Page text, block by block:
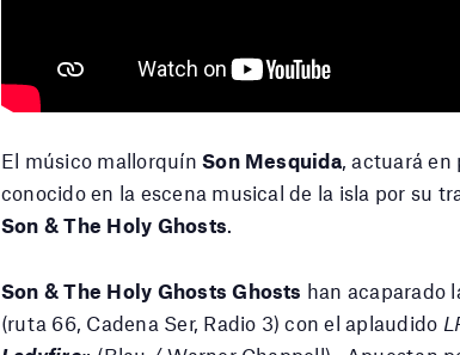
El músico mallorquínSon Mesquida, actuará en
conocido en la escena musical de la isla por su
Son & The Holy Ghosts.
Son & The Holy Ghosts Ghosts han acaparado
(ruta 66, Cadena Ser, Radio 3) con el aplaudido